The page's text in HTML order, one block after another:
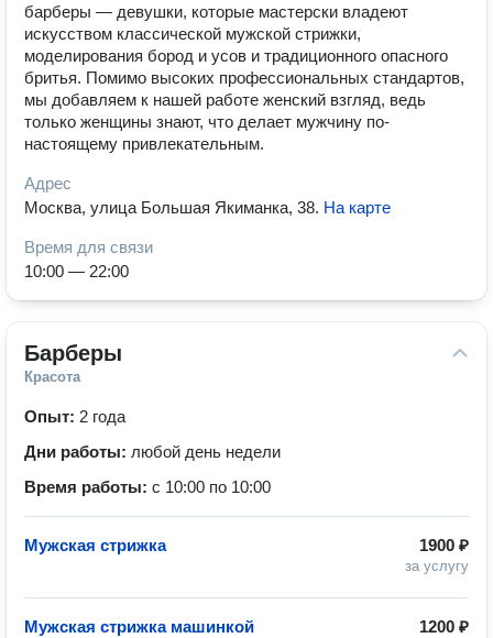
барберы — девушки, которые мастерски владеют
искусством классической мужской стрижки,
моделирования бород и усов и традиционного опасного
бритья. Помимо высоких профессиональных стандартов,
мы добавляем к нашей работе женский взгляд, ведь
только женщины знают, что делает мужчину по-
настоящему привлекательным.
Адрес
Москва, улица Большая Якиманка, 38. На карте
Время для связи
10:00 — 22:00
Барберы
Красота
Опыт: 2 года
Дни работы: любой день недели
Время работы: с 10:00 по 10:00
1900 ₽
за услугу
Мужская стрижка
1200 ₽
Мужская стрижка машинкой